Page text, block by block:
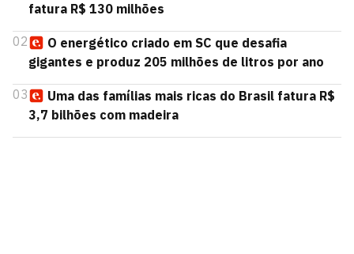
fatura R$ 130 milhões
02
O energético criado em SC que desafia
gigantes e produz 205 milhões de litros por ano
03
Uma das famílias mais ricas do Brasil fatura R$
3,7 bilhões com madeira